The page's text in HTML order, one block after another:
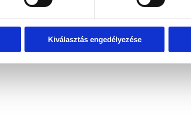
Kiválasztás engedélyezése